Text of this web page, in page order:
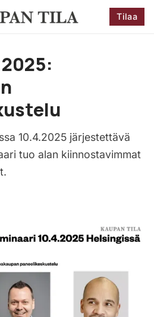
Tilaa
10.4.2025 järjestettävä
tuo alan kiinnostavimmat